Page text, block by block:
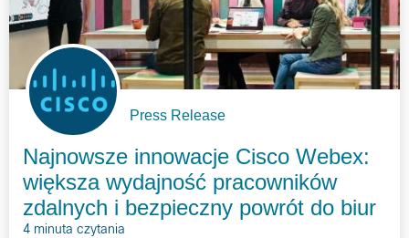
Press Release
Najnowsze innowacje Cisco Webex:
większa wydajność pracowników
zdalnych i bezpieczny powrót do biur
4 minuta czytania